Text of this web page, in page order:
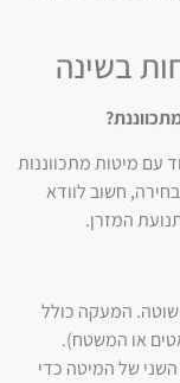
בשינה
עם מיטות מתכווננות
חשוב לוודא
המזרן.
המעקה כולל
או המשטח).
השני של המיטה כדי